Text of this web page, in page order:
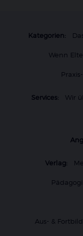
Kategorien:
Wenn
Services: Wir
Verlag:
Aus- &